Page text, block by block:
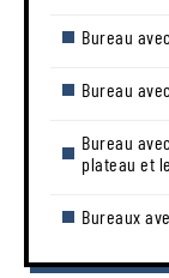
Bureau
Bureau
Bureau
plateau et
Bureaux